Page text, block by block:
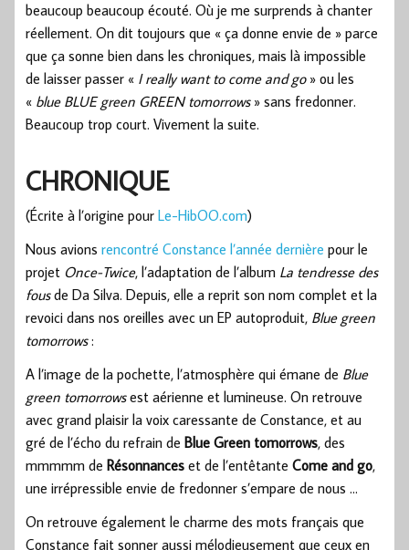
beaucoup beaucoup écouté. Où je me surprends à chanter
réellement. On dit toujours que « ça donne envie de » parce
que ça sonne bien dans les chroniques, mais là impossible
de laisser passer « I really want to come and go» ou les
« blue BLUE green GREEN tomorrows» sans fredonner.
Beaucoup trop court. Vivement la suite.
CHRONIQUE
(Écrite à l’origine pour Le-HibOO.com)
Nous avions rencontré Constance l’année dernière pour le
projet Once-Twice, l’adaptation de l’album La tendresse des
fousde Da Silva. Depuis, elle a reprit son nom complet et la
revoici dans nos oreilles avec un EP autoproduit, Blue green
tomorrows:
A l’image de la pochette, l’atmosphère qui émane de Blue
green tomorrowsest aérienne et lumineuse. On retrouve
avec grand plaisir la voix caressante de Constance, et au
gré de l’écho du refrain de Blue Green tomorrows, des
mmmmm de Résonnances et de l’entêtante Come and go,
une irrépressible envie de fredonner s’empare de nous …
On retrouve également le charme des mots français que
Constance fait sonner aussi mélodieusement que ceux en